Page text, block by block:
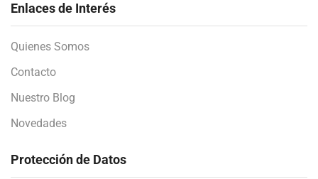
Enlaces de Interés
Quienes Somos
Contacto
Nuestro Blog
Novedades
Protección de Datos